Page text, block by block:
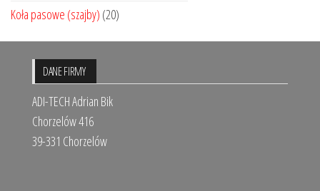
Koła pasowe (szajby) (20)
DANE FIRMY
ADI-TECH Adrian Bik
Chorzelów 416
39-331 Chorzelów